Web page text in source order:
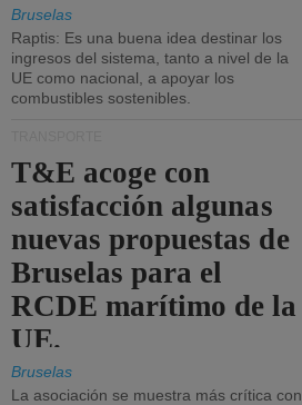
Bruselas
Raptis: Es una buena idea destinar los
ingresos del sistema, tanto a nivel de la
UE como nacional, a apoyar los
combustibles sostenibles.
T&E acoge con
satisfacción algunas
nuevas propuestas de
Bruselas para el
RCDE marítimo de la
UE.
Bruselas
La asociación se muestra más crítica con